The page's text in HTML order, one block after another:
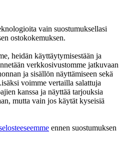
vain suostumuksellasi
ostokokemuksen.
heidän käyttäytymisestään ja
verkkosivustomme jatkuvaan
ja sisällön näyttämiseen sekä
voimme vertailla salattuja
kanssa ja näyttää tarjouksia
mutta vain jos käytät kyseisiä
ennen suostumuksen